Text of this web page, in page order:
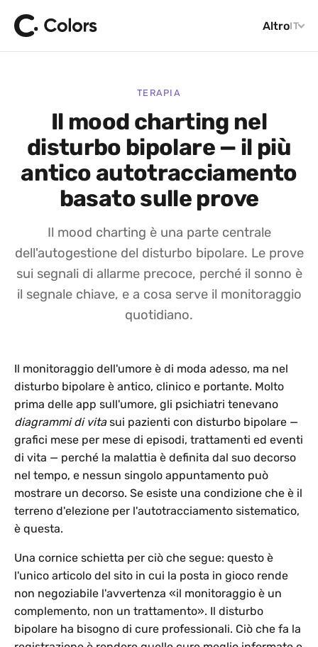
AltroIT
TERAPIA
Il mood charting nel
disturbo bipolare — il più
antico autotracciamento
basato sulle prove
Il mood charting è una parte centrale
dell'autogestione del disturbo bipolare. Le prove
sui segnali di allarme precoce, perché il sonno è
il segnale chiave, e a cosa serve il monitoraggio
quotidiano.
Il monitoraggio dell'umore è di moda adesso, ma nel
disturbo bipolare è antico, clinico e portante. Molto
prima delle app sull'umore, gli psichiatri tenevano
diagrammi di vitasui pazienti con disturbo bipolare —
grafici mese per mese di episodi, trattamenti ed eventi
di vita — perché la malattia è definita dal suo decorso
nel tempo, e nessun singolo appuntamento può
mostrare un decorso. Se esiste una condizione che è il
terreno d'elezione per l'autotracciamento sistematico,
è questa.
Una cornice schietta per ciò che segue: questo è
l'unico articolo del sito in cui la posta in gioco rende
non negoziabile l'avvertenza «il monitoraggio è un
complemento, non un trattamento». Il disturbo
bipolare ha bisogno di cure professionali. Ciò che fa la